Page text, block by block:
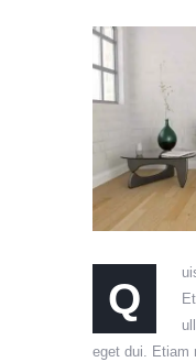
Q
eget dui. Etiam